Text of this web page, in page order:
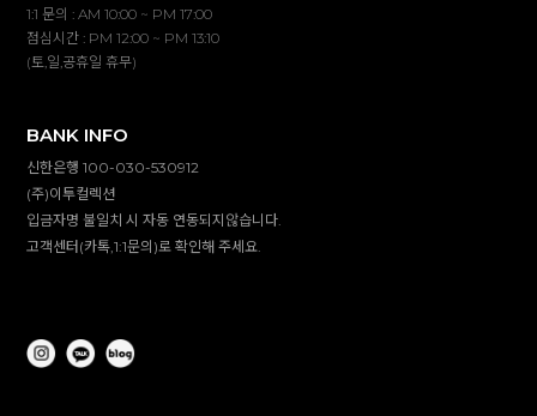
1:1 문의 : AM 10:00 ~ PM 17:00
점심시간 : PM 12:00 ~ PM 13:10
(토,일,공휴일 휴무)
BANK INFO
신한은행 100-030-530912
(주)이투컬렉션
입금자명 불일치 시 자동 연동되지않습니다.
고객센터(카톡,1:1문의)로 확인해 주세요.